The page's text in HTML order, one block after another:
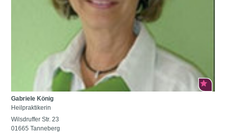
Gabriele König
Heilpraktikerin
Wilsdruffer Str. 23
01665 Tanneberg